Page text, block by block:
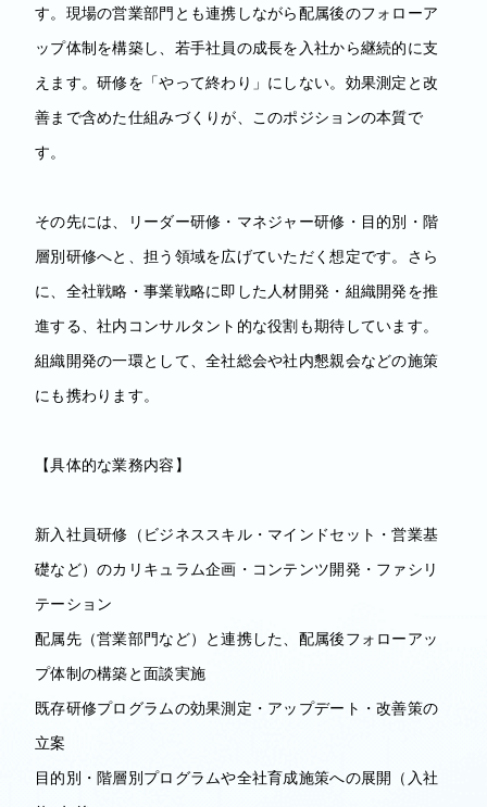
す。現場の営業部門とも連携しながら配属後のフォローア
ップ体制を構築し、若手社員の成長を入社から継続的に支
えます。研修を「やって終わり」にしない。効果測定と改
善まで含めた仕組みづくりが、このポジションの本質で
す。
その先には、リーダー研修・マネジャー研修・目的別・階
層別研修へと、担う領域を広げていただく想定です。さら
に、全社戦略・事業戦略に即した人材開発・組織開発を推
進する、社内コンサルタント的な役割も期待しています。
組織開発の一環として、全社総会や社内懇親会などの施策
にも携わります。
【具体的な業務内容】
新入社員研修（ビジネススキル・マインドセット・営業基
礎など）のカリキュラム企画・コンテンツ開発・ファシリ
テーション
配属先（営業部門など）と連携した、配属後フォローアッ
プ体制の構築と面談実施
既存研修プログラムの効果測定・アップデート・改善策の
立案
目的別・階層別プログラムや全社育成施策への展開（入社